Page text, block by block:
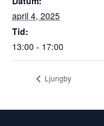
april 4, 2025
Tid:
13:00 - 17:00
Ljungby